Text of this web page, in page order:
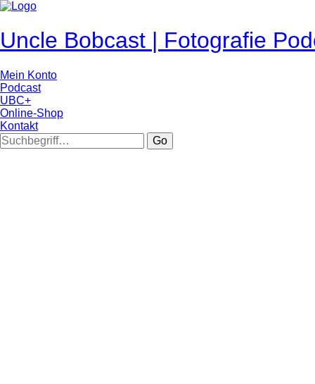
Uncle Bobcast | Fotografie
Mein Konto
Podcast
UBC+
Online-Shop
Kontakt
Go